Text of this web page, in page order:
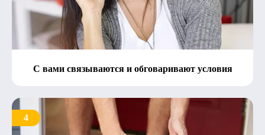
С вами связываются и обговаривают условия
4